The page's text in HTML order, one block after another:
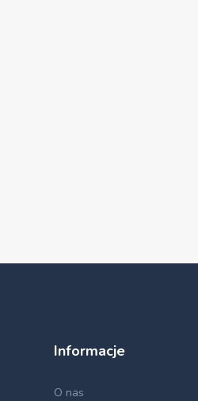
Informacje
O nas